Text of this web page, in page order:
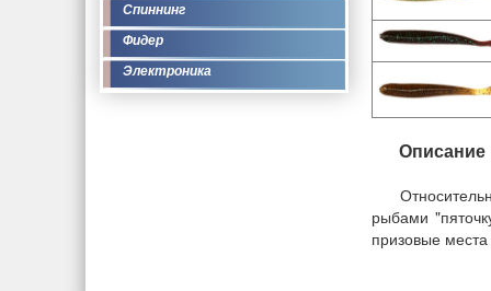
Спиннинг
Фидер
Электроника
Описание
рыбами
призовые